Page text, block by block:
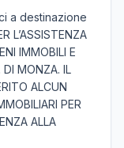
a destinazione
L’ASSISTENZA
IMMOBILI E
DI MONZA. IL
ALCUN
PER
ALLA